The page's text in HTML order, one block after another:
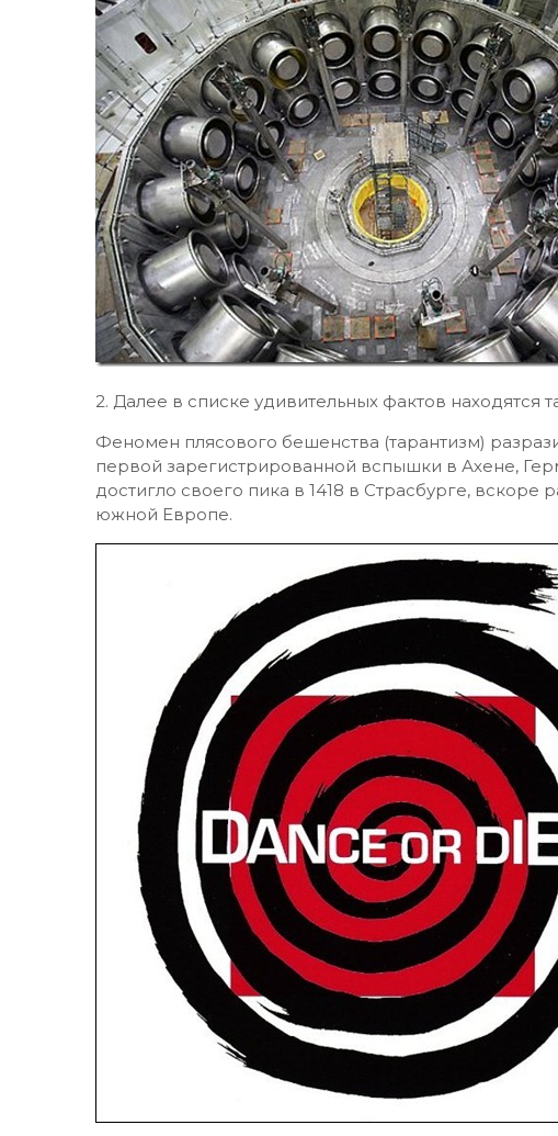
2. Далее в списке удивительных фактов находятся
Феномен плясового бешенства (тарантизм)
первой зарегистрированной вспышки в Ахене,
достигло своего пика в 1418 в Страсбурге,
южной Европе.